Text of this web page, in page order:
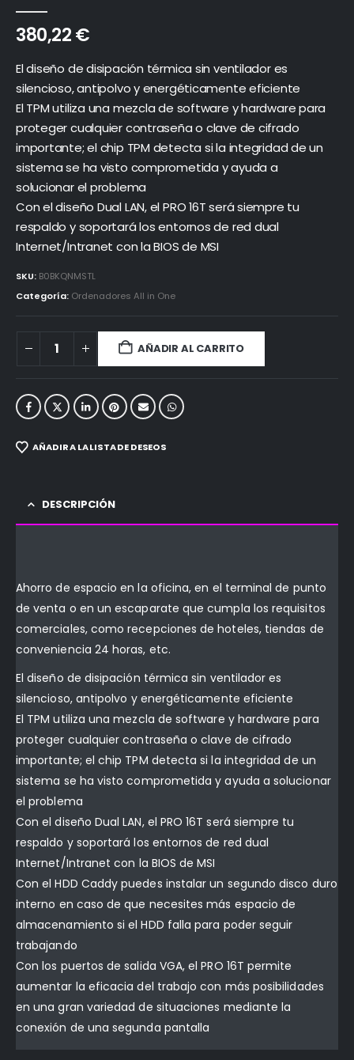
380,22€
El diseño de disipación térmica sin ventilador es
silencioso, antipolvo y energéticamente eficiente
El TPM utiliza una mezcla de software y hardware para
proteger cualquier contraseña o clave de cifrado
importante; el chip TPM detecta si la integridad de un
sistema se ha visto comprometida y ayuda a
solucionar el problema
Con el diseño Dual LAN, el PRO 16T será siempre tu
respaldo y soportará los entornos de red dual
Internet/Intranet con la BIOS de MSI
SKU: B0BKQNMSTL
Categoría: Ordenadores All in One
AÑADIR AL CARRITO
AÑADIR A LA LISTA DE DESEOS
DESCRIPCIÓN
Ahorro de espacio en la oficina, en el terminal de punto
de venta o en un escaparate que cumpla los requisitos
comerciales, como recepciones de hoteles, tiendas de
conveniencia 24 horas, etc.
El diseño de disipación térmica sin ventilador es
silencioso, antipolvo y energéticamente eficiente
El TPM utiliza una mezcla de software y hardware para
proteger cualquier contraseña o clave de cifrado
importante; el chip TPM detecta si la integridad de un
sistema se ha visto comprometida y ayuda a solucionar
el problema
Con el diseño Dual LAN, el PRO 16T será siempre tu
respaldo y soportará los entornos de red dual
Internet/Intranet con la BIOS de MSI
Con el HDD Caddy puedes instalar un segundo disco duro
interno en caso de que necesites más espacio de
almacenamiento si el HDD falla para poder seguir
trabajando
Con los puertos de salida VGA, el PRO 16T permite
aumentar la eficacia del trabajo con más posibilidades
en una gran variedad de situaciones mediante la
conexión de una segunda pantalla